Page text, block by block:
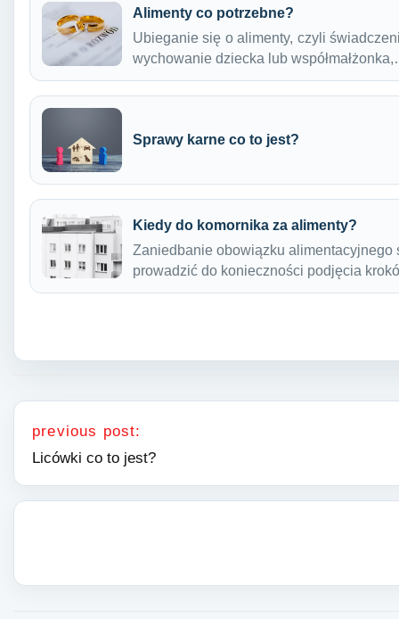
Alimenty co potrzebne?
Ubieganie się o alimenty, czyli
wychowanie dziecka lub
Sprawy karne co to jest?
Kiedy do komornika za alimenty?
Zaniedbanie obowiązku
prowadzić do konieczności podjęcia
Nawigacja wpisu
previous post:
Licówki co to jest?